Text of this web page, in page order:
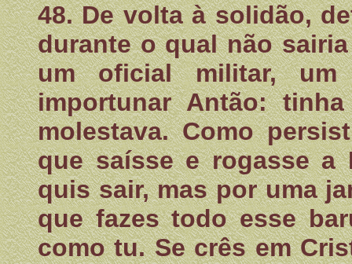
48. De volta à solidão,
durante o qual não
um oficial militar, um
importunar Antão:
molestava. Como
que saísse e rogasse a
quis sair, mas por uma
que fazes todo esse
como tu. Se crês em